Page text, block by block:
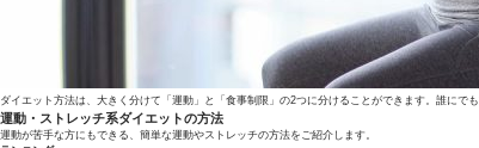
ダイエット方法は、大きく分けて「運動」と「食事制限」の2つに分けることができます。誰にで
運動・ストレッチ系ダイエットの方法
運動が苦手な方にもできる、簡単な運動やストレッチの方法をご紹介します。